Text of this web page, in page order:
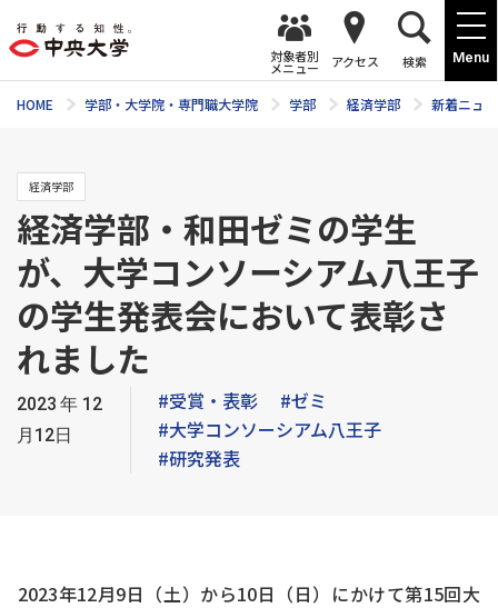
Menu
対象者別
メニュー アクセス 検索
HOME 学部・大学院・専門職大学院 学部 経済学部 新着ニュ
経済学部
経済学部・和田ゼミの学生
が、大学コンソーシアム八王子
の学生発表会において表彰さ
れました
2023年12
月12日
#受賞・表彰
#ゼミ
#大学コンソーシアム八王子
#研究発表
2023年12月9日（土）から10日（日）にかけて第15回大